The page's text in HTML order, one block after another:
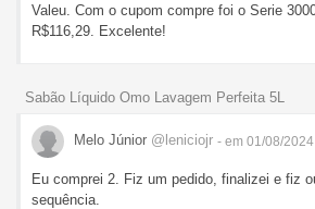
Valeu. Com o cupom compre foi o Serie
R$116,29. Excelente!
Sabão Líquido Omo Lavagem Perfeita 5L
Melo Júnior @leniciojr - em 01/08/2024
Eu comprei 2. Fiz um pedido, finalizei e fiz
sequência.